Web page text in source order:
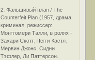
2. Фальшивый план / The
Counterfeit Plan (1957, драма,
криминал, режиссер:
Монтгомери Талли, в ролях -
Захари Скотт, Пегги Кастл,
Мервин Джонс, Сидни
Тэфлер, Ли Паттерсон.